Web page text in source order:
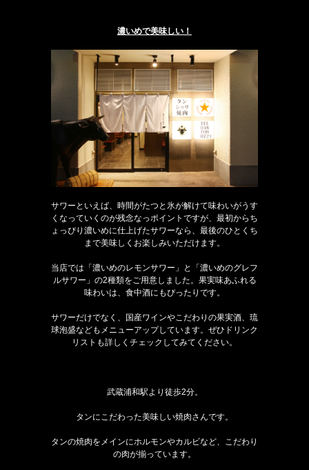
濃いめで美味しい！
サワーといえば、時間がたつと氷が解けて味わいがうす
くなっていくのが残念なっポイントですが、最初からち
ょっぴり濃いめに仕上げたサワーなら、最後のひとくち
まで美味しくお楽しみいただけます。
当店では「濃いめのレモンサワー」と「濃いめのグレフ
ルサワー」の2種類をご用意しました。果実味あふれる
味わいは、食中酒にもぴったりです。
サワーだけでなく、国産ワインやこだわりの果実酒、琉
球泡盛などもメニューアップしています。ぜひドリンク
リストも詳しくチェックしてみてください。
武蔵浦和駅より徒歩2分。
タンにこだわった美味しい焼肉さんです。
タンの焼肉をメインにホルモンやカルビなど、こだわり
の肉が揃っています。